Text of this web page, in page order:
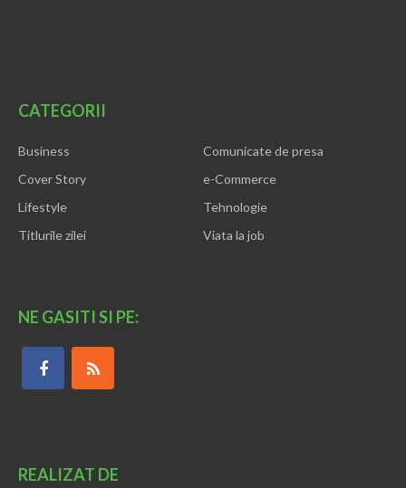
CATEGORII
Business
Comunicate de presa
Cover Story
e-Commerce
Lifestyle
Tehnologie
Titlurile zilei
Viata la job
NE GASITI SI PE:
REALIZAT DE